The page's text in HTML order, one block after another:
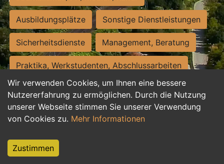
Wir verwenden Cookies, um Ihnen eine bessere
Nutzererfahrung zu ermöglichen. Durch die Nutzung
unserer Webseite stimmen Sie unserer Verwendung
von Cookies zu. Mehr Informationen
Zustimmen
Ausbildungsplätze Sonstige Dienstleistungen
Sicherheitsdienste Management, Beratung
Praktika, Werkstudenten, Abschlussarbeiten
Personalwesen Assistenz, Sekretariat
Hilfskräfte, Aushilfs- und Nebenjobs
Weiterbildung, Studium, duale Ausbildung